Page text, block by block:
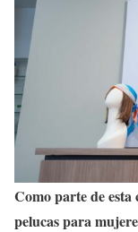
Como parte de esta
pelucas para